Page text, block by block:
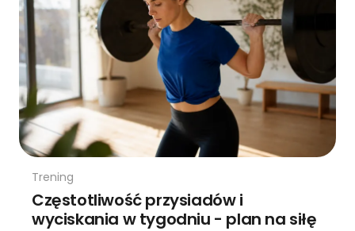
Trening
Częstotliwość przysiadów i
wyciskania w tygodniu - plan na siłę